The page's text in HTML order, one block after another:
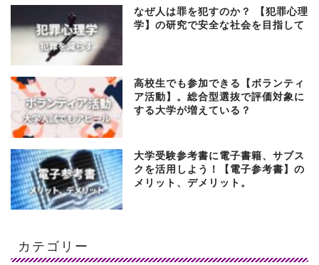
なぜ人は罪を犯すのか？ 【犯罪心理
学】の研究で安全な社会を目指して
高校生でも参加できる【ボランティ
ア活動】。総合型選抜で評価対象に
する大学が増えている？
大学受験参考書に電子書籍、サブス
クを活用しよう！【電子参考書】の
メリット、デメリット。
カテゴリー